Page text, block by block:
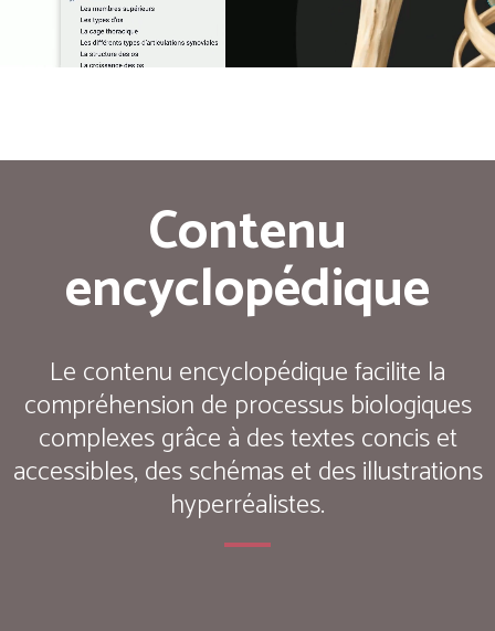
Contenu
encyclopédique
Le contenu encyclopédique facilite la
compréhension de processus biologiques
complexes grâce à des textes concis et
accessibles, des schémas et des illustrations
hyperréalistes.